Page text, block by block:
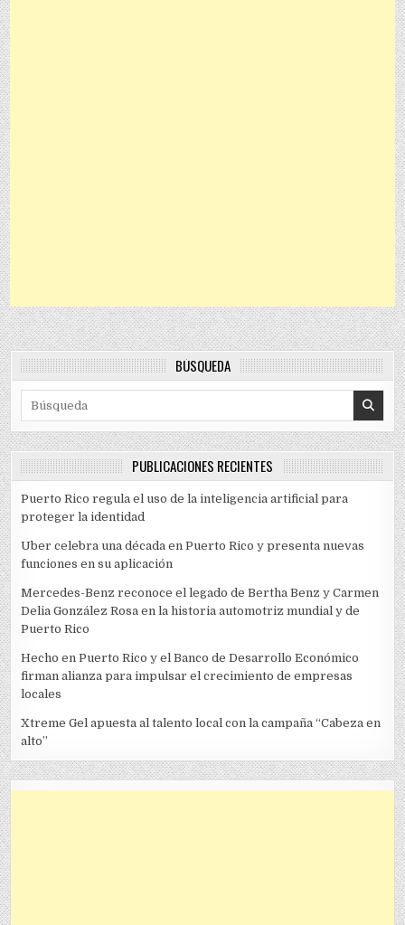
BÚSQUEDA
Search for:
PUBLICACIONES RECIENTES
Puerto Rico regula el uso de la inteligencia artificial para
proteger la identidad
Uber celebra una década en Puerto Rico y presenta nuevas
funciones en su aplicación
Mercedes-Benz reconoce el legado de Bertha Benz y Carmen
Delia González Rosa en la historia automotriz mundial y de
Puerto Rico
Hecho en Puerto Rico y el Banco de Desarrollo Económico
firman alianza para impulsar el crecimiento de empresas
locales
Xtreme Gel apuesta al talento local con la campaña “Cabeza en
alto”